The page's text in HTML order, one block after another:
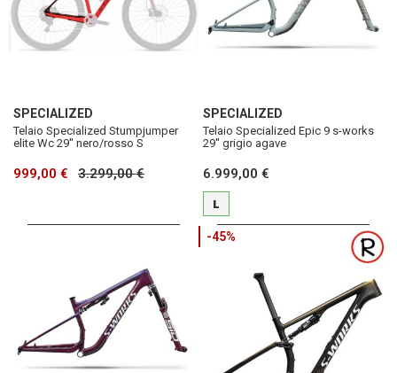
SPECIALIZED
Telaio Specialized Stumpjumper
elite Wc 29'' nero/rosso S
999,00 € 3.299,00 €
SPECIALIZED
Telaio Specialized Epic 9 s-works
29'' grigio agave
6.999,00 €
L
-45%